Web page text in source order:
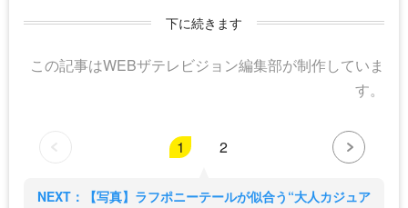
下に続きます
この記事はWEBザテレビジョン編集部が制作していま
す。
1 2
NEXT：【写真】ラフポニーテールが似合う“大人カジュア